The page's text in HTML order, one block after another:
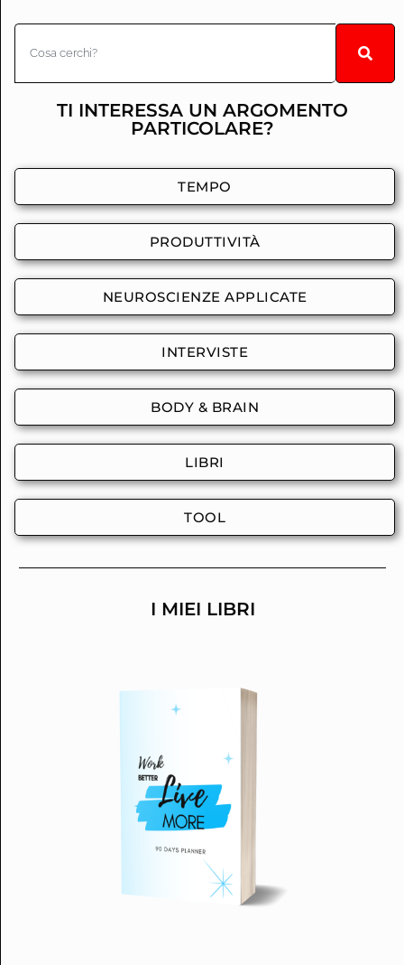
TI INTERESSA UN ARGOMENTO
PARTICOLARE?
TEMPO
PRODUTTIVITÀ
NEUROSCIENZE APPLICATE
INTERVISTE
BODY & BRAIN
LIBRI
TOOL
I MIEI LIBRI